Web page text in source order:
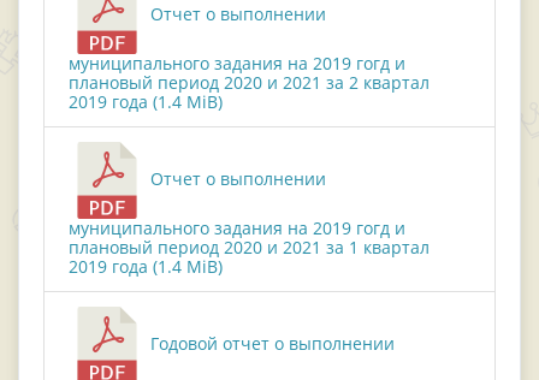
Отчет о выполнении
муниципального задания на 2019 гогд и
плановый период 2020 и 2021 за 2 квартал
2019 года (1.4 MiB)
Отчет о выполнении
муниципального задания на 2019 гогд и
плановый период 2020 и 2021 за 1 квартал
2019 года (1.4 MiB)
Годовой отчет о выполнении